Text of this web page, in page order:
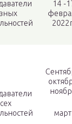
14 -